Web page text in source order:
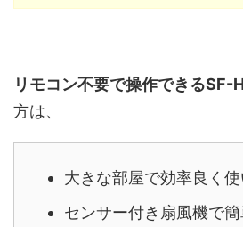
リモコン不要で操作できるSF-
方は、
大きな部屋で効率良く
センサー付き扇風機で